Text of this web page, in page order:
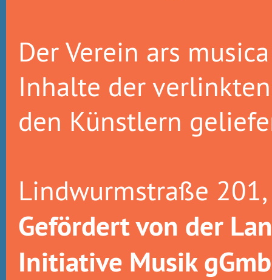
Der Verein ars
Inhalte der
den Künstlern
Lindwurmstraße
Gefördert von der
Initiative Musik